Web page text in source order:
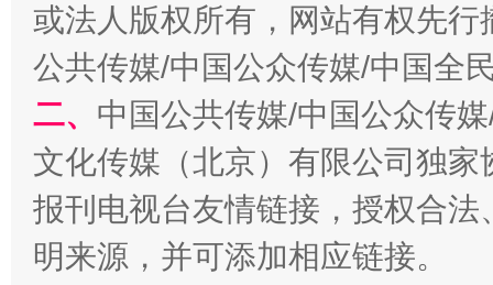
全民健身五年计划来了！等你上场
或法人版权所有，网站有权先
公共传媒/中国公众传媒/中国全
二、 中国公共传媒/中国公众传
文化传媒（北京）有限公司独
报刊电视台友情链接，授权合
明来源，并可添加相应链接。